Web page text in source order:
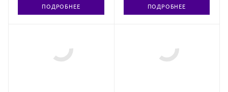
ПОДРОБНЕЕ ПОДРОБНЕЕ